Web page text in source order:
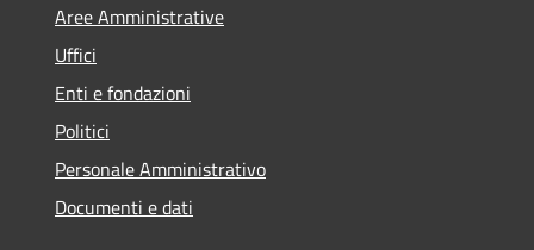
Aree Amministrative
Uffici
Enti e fondazioni
Politici
Personale Amministrativo
Documenti e dati